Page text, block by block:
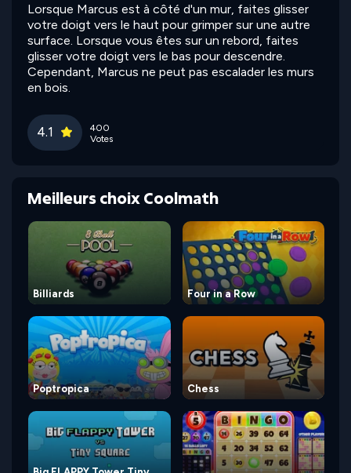
Lorsque Marcus est à côté d'un mur, faites glisser
votre doigt vers le haut pour grimper sur une autre
surface. Lorsque vous êtes sur un rebord, faites
glisser votre doigt vers le bas pour descendre.
Cependant, Marcus ne peut pas escalader les murs
en bois.
4.1
400
Votes
Meilleurs choix Coolmath
Billiards Four in a Row
Poptropica Chess